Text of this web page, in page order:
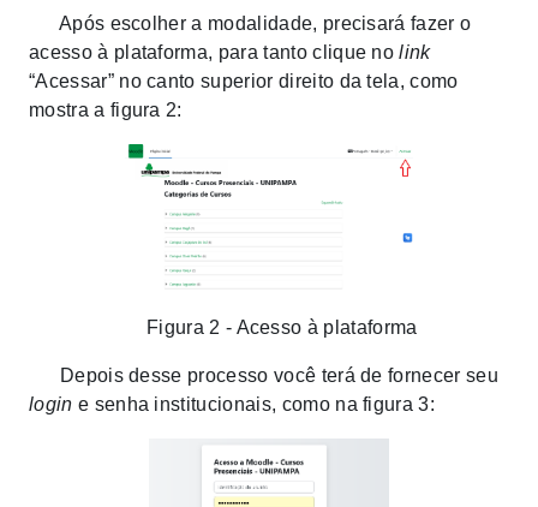
Após escolher a modalidade, precisará fazer o
acesso à plataforma, para tanto clique no link
“Acessar” no canto superior direito da tela, como
mostra a figura 2:
Figura 2 - Acesso à plataforma
Depois desse processo você terá de fornecer seu
login e senha institucionais, como na figura 3: